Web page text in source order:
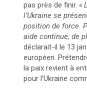
pas près de finir. «
l’Ukraine se
position de force.
aide continue, de
déclarait-il le 13
européen.
la paix revient à
pour l’Ukraine